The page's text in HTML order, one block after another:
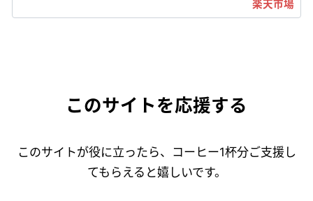
このサイトを応援する
このサイトが役に立ったら、コーヒー1杯分ご支援し
てもらえると嬉しいです。